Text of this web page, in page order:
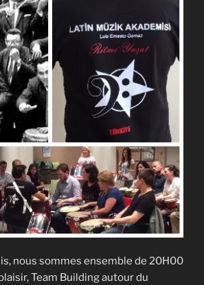
nous sommes ensemble de 20H00
Team Building autour du